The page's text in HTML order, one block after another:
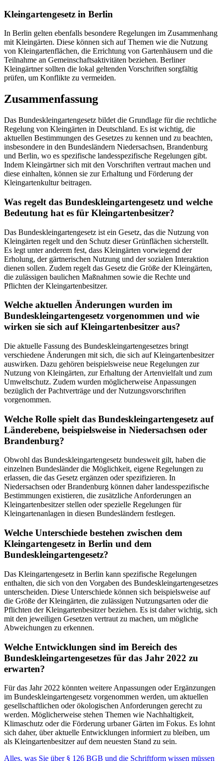
Kleingartengesetz in Berlin
In Berlin gelten ebenfalls besondere Regelungen im Zusammenhang
mit Kleingärten. Diese können sich auf Themen wie die Nutzung
von Kleingartenflächen, die Errichtung von Gartenhäusern und die
Teilnahme an Gemeinschaftsaktivitäten beziehen. Berliner
Kleingärtner sollten die lokal geltenden Vorschriften sorgfältig
prüfen, um Konflikte zu vermeiden.
Zusammenfassung
Das Bundeskleingartengesetz bildet die Grundlage für die rechtliche
Regelung von Kleingärten in Deutschland. Es ist wichtig, die
aktuellen Bestimmungen des Gesetzes zu kennen und zu beachten,
insbesondere in den Bundesländern Niedersachsen, Brandenburg
und Berlin, wo es spezifische landesspezifische Regelungen gibt.
Indem Kleingärtner sich mit den Vorschriften vertraut machen und
diese einhalten, können sie zur Erhaltung und Förderung der
Kleingartenkultur beitragen.
Was regelt das Bundeskleingartengesetz und welche
Bedeutung hat es für Kleingartenbesitzer?
Das Bundeskleingartengesetz ist ein Gesetz, das die Nutzung von
Kleingärten regelt und den Schutz dieser Grünflächen sicherstellt.
Es legt unter anderem fest, dass Kleingärten vorwiegend der
Erholung, der gärtnerischen Nutzung und der sozialen Interaktion
dienen sollen. Zudem regelt das Gesetz die Größe der Kleingärten,
die zulässigen baulichen Maßnahmen sowie die Rechte und
Pflichten der Kleingartenbesitzer.
Welche aktuellen Änderungen wurden im
Bundeskleingartengesetz vorgenommen und wie
wirken sie sich auf Kleingartenbesitzer aus?
Die aktuelle Fassung des Bundeskleingartengesetzes bringt
verschiedene Änderungen mit sich, die sich auf Kleingartenbesitzer
auswirken. Dazu gehören beispielsweise neue Regelungen zur
Nutzung von Kleingärten, zur Erhaltung der Artenvielfalt und zum
Umweltschutz. Zudem wurden möglicherweise Anpassungen
bezüglich der Pachtverträge und der Nutzungsvorschriften
vorgenommen.
Welche Rolle spielt das Bundeskleingartengesetz auf
Länderebene, beispielsweise in Niedersachsen oder
Brandenburg?
Obwohl das Bundeskleingartengesetz bundesweit gilt, haben die
einzelnen Bundesländer die Möglichkeit, eigene Regelungen zu
erlassen, die das Gesetz ergänzen oder spezifizieren. In
Niedersachsen oder Brandenburg können daher landesspezifische
Bestimmungen existieren, die zusätzliche Anforderungen an
Kleingartenbesitzer stellen oder spezielle Regelungen für
Kleingartenanlagen in diesen Bundesländern festlegen.
Welche Unterschiede bestehen zwischen dem
Kleingartengesetz in Berlin und dem
Bundeskleingartengesetz?
Das Kleingartengesetz in Berlin kann spezifische Regelungen
enthalten, die sich von den Vorgaben des Bundeskleingartengesetzes
unterscheiden. Diese Unterschiede können sich beispielsweise auf
die Größe der Kleingärten, die zulässigen Nutzungsarten oder die
Pflichten der Kleingartenbesitzer beziehen. Es ist daher wichtig, sich
mit den jeweiligen Gesetzen vertraut zu machen, um mögliche
Abweichungen zu erkennen.
Welche Entwicklungen sind im Bereich des
Bundeskleingartengesetzes für das Jahr 2022 zu
erwarten?
Für das Jahr 2022 könnten weitere Anpassungen oder Ergänzungen
im Bundeskleingartengesetz vorgenommen werden, um aktuellen
gesellschaftlichen oder ökologischen Anforderungen gerecht zu
werden. Möglicherweise stehen Themen wie Nachhaltigkeit,
Klimaschutz oder die Förderung urbaner Gärten im Fokus. Es lohnt
sich daher, über aktuelle Entwicklungen informiert zu bleiben, um
als Kleingartenbesitzer auf dem neuesten Stand zu sein.
Alles, was Sie über § 126 BGB und die Schriftform wissen müssen